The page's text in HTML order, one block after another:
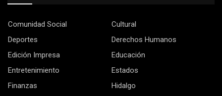
Comunidad Social
Cultural
Deportes
Derechos Humanos
Edición Impresa
Educación
Entretenimiento
Estados
Finanzas
Hidalgo